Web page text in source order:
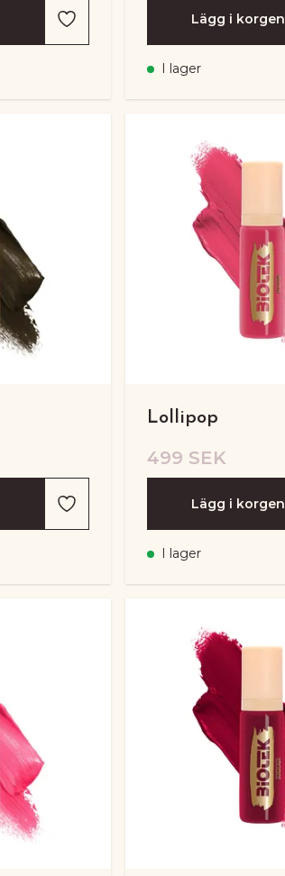
Lägg i korgen
I lager
Lollipop
499 SEK
Lägg i korgen
I lager